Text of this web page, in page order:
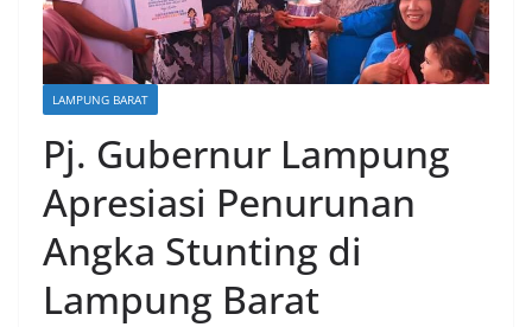
LAMPUNG BARAT
Pj. Gubernur Lampung
Apresiasi Penurunan
Angka Stunting di
Lampung Barat